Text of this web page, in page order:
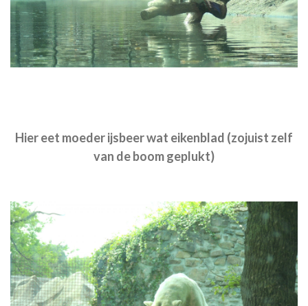
Hier eet moeder ijsbeer wat eikenblad (zojuist zelf
van de boom geplukt)